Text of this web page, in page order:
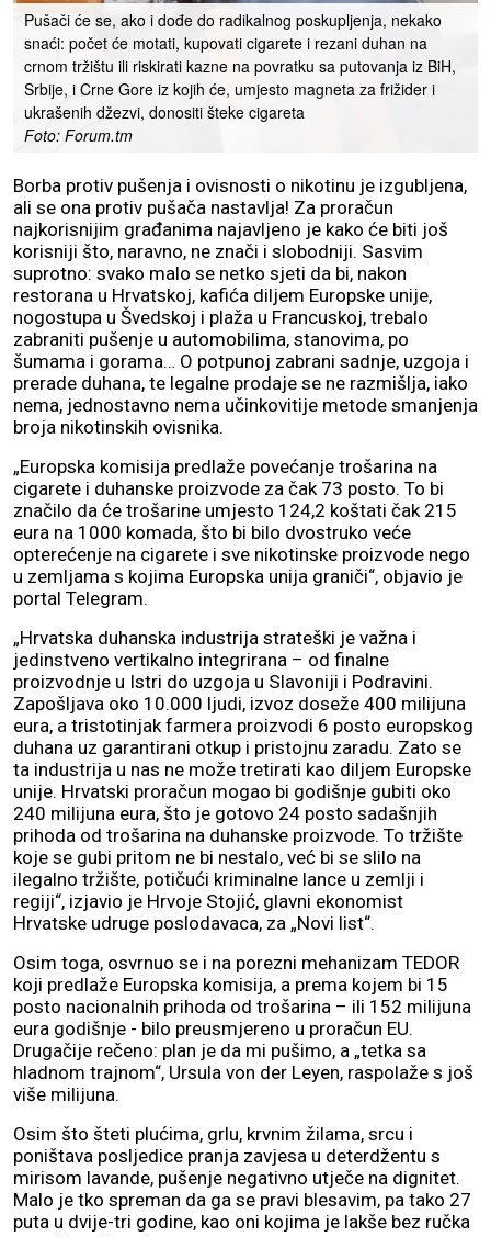
Pušači će se, ako i dođe do radikalnog poskupljenja, nekako
snaći: počet će motati, kupovati cigarete i rezani duhan na
crnom tržištu ili riskirati kazne na povratku sa putovanja iz BiH,
Srbije, i Crne Gore iz kojih će, umjesto magneta za frižider i
ukrašenih džezvi, donositi šteke cigareta
Foto: Forum.tm
Borba protiv pušenja i ovisnosti o nikotinu je izgubljena,
ali se ona protiv pušača nastavlja! Za proračun
najkorisnijim građanima najavljeno je kako će biti još
korisniji što, naravno, ne znači i slobodniji. Sasvim
suprotno: svako malo se netko sjeti da bi, nakon
restorana u Hrvatskoj, kafića diljem Europske unije,
nogostupa u Švedskoj i plaža u Francuskoj, trebalo
zabraniti pušenje u automobilima, stanovima, po
šumama i gorama… O potpunoj zabrani sadnje, uzgoja i
prerade duhana, te legalne prodaje se ne razmišlja, iako
nema, jednostavno nema učinkovitije metode smanjenja
broja nikotinskih ovisnika.
„Europska komisija predlaže povećanje trošarina na
cigarete i duhanske proizvode za čak 73 posto. To bi
značilo da će trošarine umjesto 124,2 koštati čak 215
eura na 1000 komada, što bi bilo dvostruko veće
opterećenje na cigarete i sve nikotinske proizvode nego
u zemljama s kojima Europska unija graniči“, objavio je
portal Telegram.
„Hrvatska duhanska industrija strateški je važna i
jedinstveno vertikalno integrirana – od finalne
proizvodnje u Istri do uzgoja u Slavoniji i Podravini.
Zapošljava oko 10.000 ljudi, izvoz doseže 400 milijuna
eura, a tristotinjak farmera proizvodi 6 posto europskog
duhana uz garantirani otkup i pristojnu zaradu. Zato se
ta industrija u nas ne može tretirati kao diljem Europske
unije. Hrvatski proračun mogao bi godišnje gubiti oko
240 milijuna eura, što je gotovo 24 posto sadašnjih
prihoda od trošarina na duhanske proizvode. To tržište
koje se gubi pritom ne bi nestalo, već bi se slilo na
ilegalno tržište, potičući kriminalne lance u zemlji i
regiji“, izjavio je Hrvoje Stojić, glavni ekonomist
Hrvatske udruge poslodavaca, za „Novi list“.
Osim toga, osvrnuo se i na porezni mehanizam TEDOR
koji predlaže Europska komisija, a prema kojem bi 15
posto nacionalnih prihoda od trošarina – ili 152 milijuna
eura godišnje - bilo preusmjereno u proračun EU.
Drugačije rečeno: plan je da mi pušimo, a „tetka sa
hladnom trajnom“, Ursula von der Leyen, raspolaže s još
više milijuna.
Osim što šteti plućima, grlu, krvnim žilama, srcu i
poništava posljedice pranja zavjesa u deterdžentu s
mirisom lavande, pušenje negativno utječe na dignitet.
Malo je tko spreman da ga se pravi blesavim, pa tako 27
puta u dvije-tri godine, kao oni kojima je lakše bez ručka